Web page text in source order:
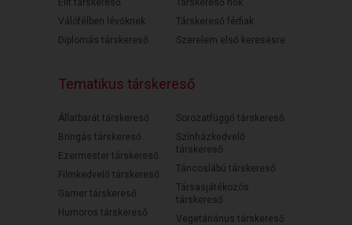
Elit társkereső
Válófélben lévőknek
Diplomás társkereső
Társkereső nők
Társkereső férfiak
Szerelem első keresésre
Tematikus társkereső
Állatbarát társkereső
Bringás társkereső
Ezermester társkereső
Filmkedvelő társkereső
Gamer társkereső
Humoros társkereső
Sorozatfüggő társkereső
Színházkedvelő
társkereső
Táncoslábú társkereső
Társasjátékozós
társkereső
Vegetáriánus társkereső